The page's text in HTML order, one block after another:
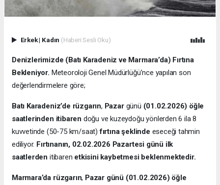
Erkek| Kadın (Haberi Sesli Oku)
Denizlerimizde (Batı Karadeniz ve Marmara’da) Fırtına
Bekleniyor. Meteoroloji Genel Müdürlüğü’nce yapılan son
değerlendirmelere göre;
Batı Karadeniz’de rüzgarın, Pazargünü (01.02.2026) öğle
saatlerinden itibaren doğu ve kuzeydoğu yönlerden 6 ila 8
kuvvetinde (50-75 km/saat)fırtına şeklinde eseceği tahmin
ediliyor. Fırtınanın, 02.02.2026 Pazartesi günü ilk
saatlerden itibaren etkisini kaybetmesi beklenmektedir.
Marmara’da rüzgarın, Pazar günü (01.02.2026) öğle